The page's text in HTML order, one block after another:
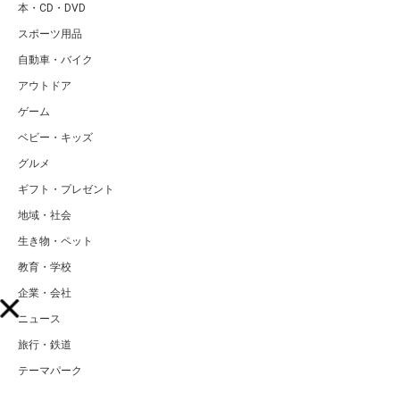
本・CD・DVD
スポーツ用品
自動車・バイク
アウトドア
ゲーム
ベビー・キッズ
グルメ
ギフト・プレゼント
地域・社会
生き物・ペット
教育・学校
企業・会社
ニュース
旅行・鉄道
テーマパーク